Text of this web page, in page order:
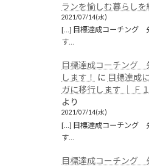
ランを愉しむ暮らしを
2021/07/14(水)
[…] 目標達成コーチング
す…
目標達成コーチング
します！
に 目標達成
ガに移行します │ Ｆ
より
2021/07/14(水)
[…] 目標達成コーチング
す…
目標達成コーチング